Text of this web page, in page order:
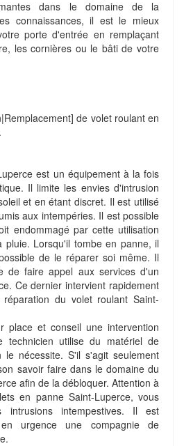
dans le domaine de la
connaissances, il est le mieux
porte d'entrée en remplaçant
les cornières ou le bâti de votre
de volet roulant en
est un équipement à la fois
Il limite les envies d'intrusion
et en étant discret. Il est utilisé
aux intempéries. Il est possible
endommagé par cette utilisation
Lorsqu'il tombe en panne, il
de le réparer soi même. Il
de faire appel aux services d'un
Ce dernier intervient rapidement
du volet roulant Saint-
place et conseil une intervention
technicien utilise du matériel de
nécessite. S'il s'agit seulement
savoir faire dans le domaine du
afin de la débloquer. Attention à
en panne Saint-Luperce, vous
intrusions intempestives. Il est
urgence une compagnie de